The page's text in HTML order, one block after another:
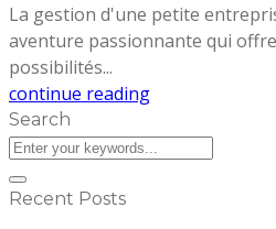
La gestion d'une petite
aventure passionnante qui
possibilités...
continue reading
Search
Recent Posts